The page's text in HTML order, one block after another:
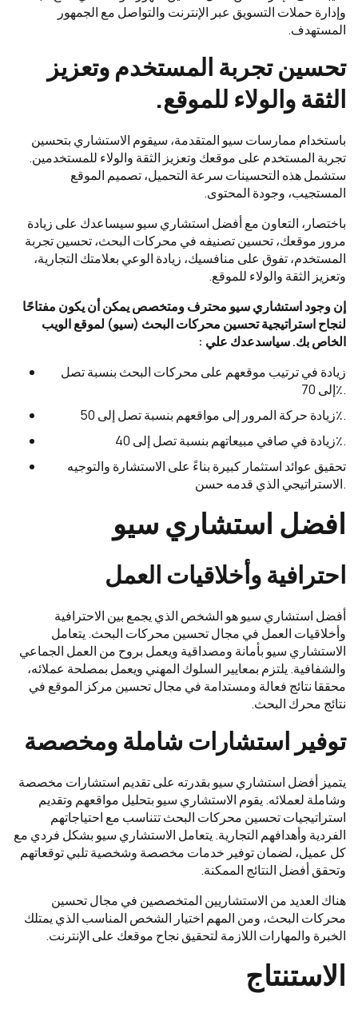
وإدارة حملات التسويق عبر الإنترنت والتواصل مع الجمهور
المستهدف.
تحسين تجربة المستخدم وتعزيز
الثقة والولاء للموقع.
باستخدام ممارسات سيو المتقدمة، سيقوم الاستشاري بتحسين
تجربة المستخدم على موقعك وتعزيز الثقة والولاء للمستخدمين.
ستشمل هذه التحسينات سرعة التحميل، تصميم الموقع
المستجيب، وجودة المحتوى.
باختصار، التعاون مع أفضل استشاري سيو سيساعدك على زيادة
مرور موقعك، تحسين تصنيفه في محركات البحث، تحسين تجربة
المستخدم، تفوق على منافسيك، زيادة الوعي بعلامتك التجارية،
وتعزيز الثقة والولاء للموقع.
إن وجود استشاري سيو محترف ومتخصص يمكن أن يكون مفتاحًا
لنجاح استراتيجية تحسين محركات البحث (سيو) لموقع الويب
الخاص بك. سياسدعدك علي :
زيادة في ترتيب موقعهم على محركات البحث بنسبة تصل
إلى 70٪.
زيادة حركة المرور إلى مواقعهم بنسبة تصل إلى 50٪.
زيادة في صافي مبيعاتهم بنسبة تصل إلى 40٪.
تحقيق عوائد استثمار كبيرة بناءً على الاستشارة والتوجيه
الاستراتيجي الذي قدمه حسن.
افضل استشاري سيو
احترافية وأخلاقيات العمل
أفضل استشاري سيوهو الشخص الذي يجمع بين الاحترافية
وأخلاقيات العمل في مجال تحسين محركات البحث. يتعامل
الاستشاري سيو بأمانة ومصداقية ويعمل بروح من العمل الجماعي
والشفافية. يلتزم بمعايير السلوك المهني ويعمل بمصلحة عملائه،
محققا نتائج فعالة ومستدامة في مجال تحسين مركز الموقع في
نتائج محرك البحث.
توفير استشارات شاملة ومخصصة
يتميز أفضل استشاري سيو بقدرته على تقديم استشارات مخصصة
وشاملة لعملائه. يقوم الاستشاري سيو بتحليل مواقعهم وتقديم
استراتيجيات تحسين محركات البحث تتناسب مع احتياجاتهم
الفردية وأهدافهم التجارية. يتعامل الاستشاري سيو بشكل فردي مع
كل عميل، لضمان توفير خدمات مخصصة وشخصية تلبي توقعاتهم
وتحقق أفضل النتائج الممكنة.
هناك العديد من الاستشاريين المتخصصين في مجال تحسين
محركات البحث، ومن المهم اختيار الشخص المناسب الذي يمتلك
الخبرة والمهارات اللازمة لتحقيق نجاح موقعك على الإنترنت.
الاستنتاج